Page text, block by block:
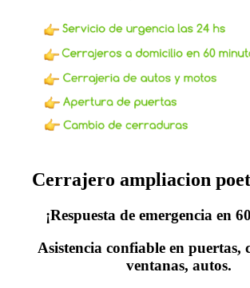
Cerrajero ampliacion
¡Respuesta de emergencia en
Asistencia confiable en puertas,
ventanas, autos.